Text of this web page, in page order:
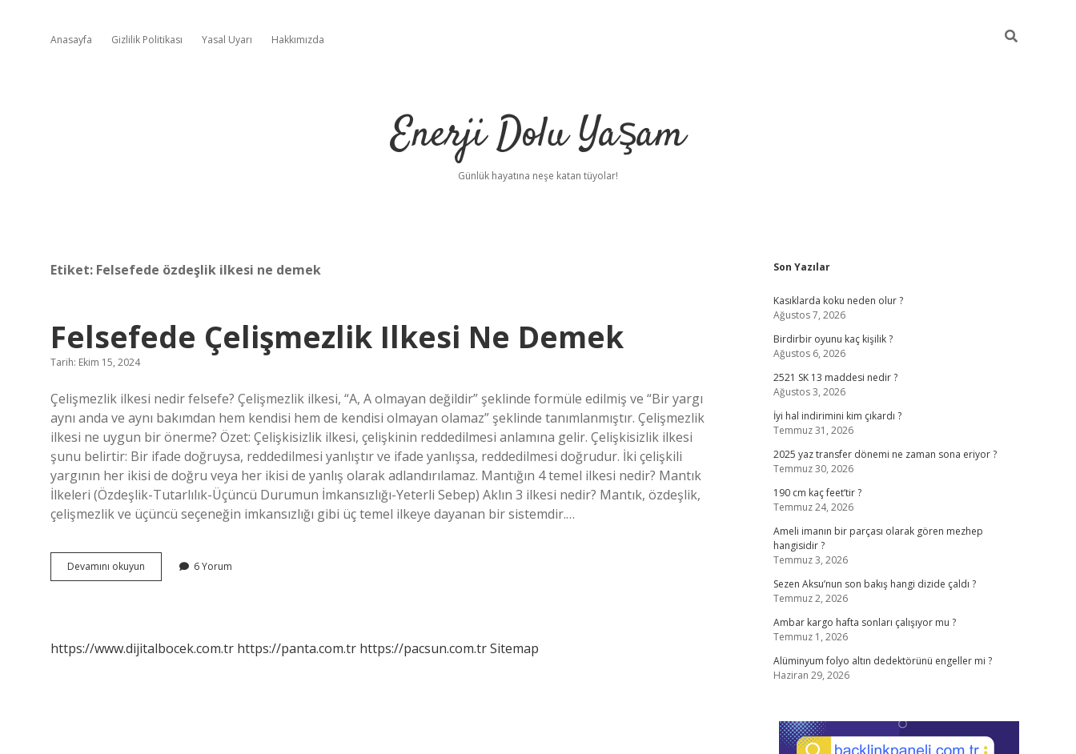
Anasayfa Gizlilik Politikası Yasal Uyarı Hakkımızda
Enerji Dolu Yaşam
Günlük hayatına neşe katan tüyolar!
Etiket: Felsefede özdeşlik ilkesi ne demek
Felsefede Çelişmezlik Ilkesi Ne Demek
Tarih: Ekim 15, 2024
Çelişmezlik ilkesi nedir felsefe? Çelişmezlik ilkesi, “A, A olmayan değildir” şeklinde formüle edilmiş ve “Bir yargı
aynı anda ve aynı bakımdan hem kendisi hem de kendisi olmayan olamaz” şeklinde tanımlanmıştır. Çelişmezlik
ilkesi ne uygun bir önerme? Özet: Çelişkisizlik ilkesi, çelişkinin reddedilmesi anlamına gelir. Çelişkisizlik ilkesi
şunu belirtir: Bir ifade doğruysa, reddedilmesi yanlıştır ve ifade yanlışsa, reddedilmesi doğrudur. İki çelişkili
yargının her ikisi de doğru veya her ikisi de yanlış olarak adlandırılamaz. Mantığın 4 temel ilkesi nedir? Mantık
İlkeleri (Özdeşlik-Tutarlılık-Üçüncü Durumun İmkansızlığı-Yeterli Sebep) Aklın 3 ilkesi nedir? Mantık, özdeşlik,
çelişmezlik ve üçüncü seçeneğin imkansızlığı gibi üç temel ilkeye dayanan bir sistemdir.…
Devamını okuyun Felsefede
Çelişmezlik
6 Yorum
https://www.dijitalbocek.com.tr https://panta.com.tr https://pacsun.com.trSitemap
Sidebar
Son Yazılar
Kasıklarda koku neden olur ?
Ağustos 7, 2026
Birdirbir oyunu kaç kişilik ?
Ağustos 6, 2026
2521 SK 13 maddesi nedir ?
Ağustos 3, 2026
İyi hal indirimini kim çıkardı ?
Temmuz 31, 2026
2025 yaz transfer dönemi ne zaman sona eriyor ?
Temmuz 30, 2026
190 cm kaç feet’tir ?
Temmuz 24, 2026
Ameli imanın bir parçası olarak gören mezhep
hangisidir ?
Temmuz 3, 2026
Sezen Aksu’nun son bakış hangi dizide çaldı ?
Temmuz 2, 2026
Ambar kargo hafta sonları çalışıyor mu ?
Temmuz 1, 2026
Alüminyum folyo altın dedektörünü engeller mi ?
Haziran 29, 2026